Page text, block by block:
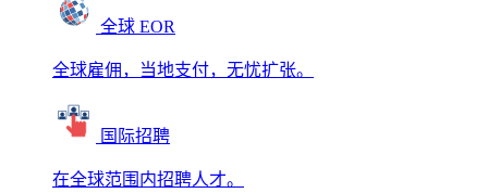
全球 EOR
全球雇佣，当地支付，无忧扩张。
国际招聘
在全球范围内招聘人才。